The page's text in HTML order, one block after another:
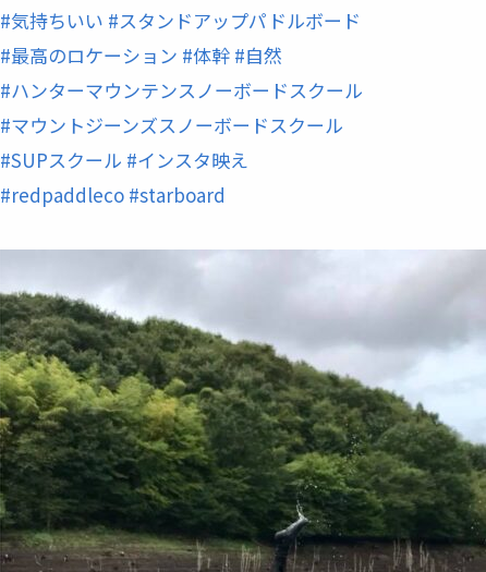
#気持ちいい #スタンドアップパドルボード
#最高のロケーション #体幹 #自然
#ハンターマウンテンスノーボードスクール
#マウントジーンズスノーボードスクール
#SUPスクール #インスタ映え
#redpaddleco #starboard